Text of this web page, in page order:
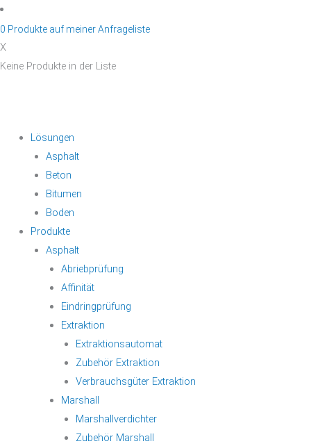
Zum
Inhalt
springen
0 Produkte auf meiner Anfrageliste
X
Keine Produkte in der Liste
Lösungen
Asphalt
Beton
Bitumen
Boden
Produkte
Asphalt
Abriebprüfung
Affinität
Eindringprüfung
Extraktion
Extraktionsautomat
Zubehör Extraktion
Verbrauchsgüter Extraktion
Marshall
Marshallverdichter
Zubehör Marshall